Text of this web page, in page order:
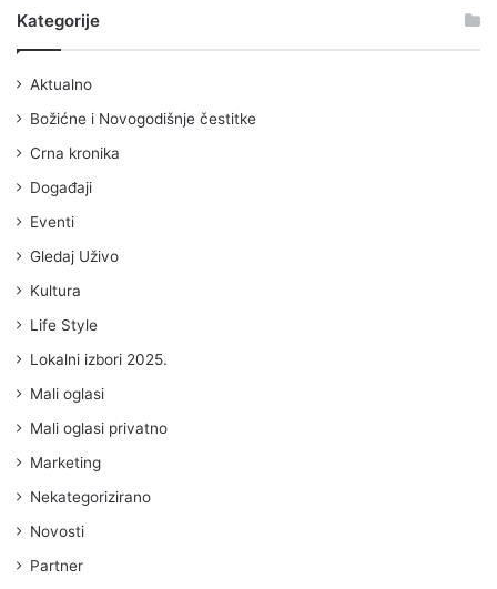
Kategorije
Aktualno
Božićne i Novogodišnje čestitke
Crna kronika
Događaji
Eventi
Gledaj Uživo
Kultura
Life Style
Lokalni izbori 2025.
Mali oglasi
Mali oglasi privatno
Marketing
Nekategorizirano
Novosti
Partner